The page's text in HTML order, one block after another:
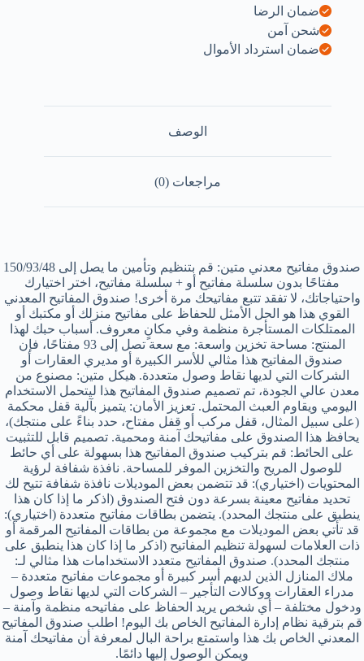
سلسلة
ضمان الرضا
شحن آمن
ضمان استرداد الأموال
الوصف
مراجعات (0)
صندوق مفاتيح معدني متين: قم بتنظيم وتأمين ما يصل إلى 150/93/48
مفتاحًا بدون سلسلة مفاتيح أو + سلسلة مفاتيح، اختر اختيارك
واحتياجاتك، لا تفقد تتبع مفاتيحك مرة أخرى! صندوق المفاتيح المعدني
القوي هذا هو الحل الأمثل للحفاظ على مفاتيح منزلك أو مكتبك أو
الممتلكات المستأجرة منظمة وفي مكانٍ معروف. أسباب حبك لهذا
المنتج: مساحة تخزين واسعة: مع سعة تصل إلى 93 مفتاحًا، فإن
صندوق المفاتيح هذا مثالي للأسر الكبيرة أو مديري العقارات أو
الشركات التي لديها نقاط وصول متعددة. هيكل متين: مصنوع من
معدن عالي الجودة، تم تصميم صندوق المفاتيح هذا ليتحمل الاستخدام
اليومي ويقاوم العبث المحتمل. تعزيز الأمان: يتميز بآلية قفل محكمة
(على سبيل المثال، قفل مركب أو قفل مفتاح، حدد بناءً على منتجك)،
يحافظ هذا الصندوق على مفاتيحك آمنة ومحمية. تصميم قابل للتثبيت
على الحائط: قم بتركيب صندوق المفاتيح هذا بسهولة على أي حائط
للوصول المريح والتخزين الموفر للمساحة. نافذة شفافة لرؤية
المحتويات (اختياري): قد تتضمن بعض الموديلات نافذة شفافة تتيح لك
تحديد مفاتيح معينة بسرعة دون فتح الصندوق (اذكر ما إذا كان هذا
ينطبق على منتجك المحدد). يتضمن بطاقات مفاتيح متعددة (اختياري):
قد تأتي بعض الموديلات مع مجموعة من بطاقات المفاتيح المرقمة أو
ذات العلامات لسهولة تنظيم المفاتيح (اذكر ما إذا كان هذا ينطبق على
منتجك المحدد). صندوق المفاتيح متعدد الاستخدامات هذا مثالي لـ:
ملاك المنازل الذين لديهم أسر كبيرة أو مجموعات مفاتيح متعددة –
مدراء العقارات ووكالات التأجير – الشركات التي لديها نقاط وصول
ودخول مختلفة – أي شخص يريد الحفاظ على مفاتيحه منظمة وآمنة –
قم بترقية نظام إدارة المفاتيح الخاص بك اليوم! اطلب صندوق المفاتيح
المعدني الخاص بك هذا واستمتع براحة البال لمعرفة أن مفاتيحك آمنة
ويمكن الوصول إليها دائمًا.